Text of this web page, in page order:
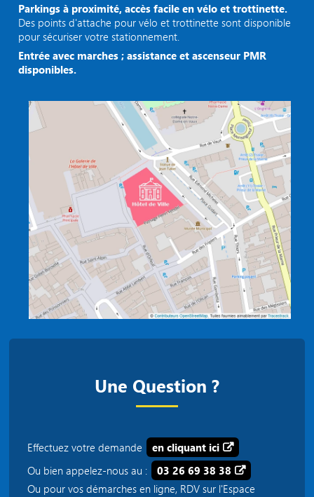
Parkings à proximité, accès facile en vélo et trottinette.
Des points d'attache pour vélo et trottinette sont disponible
pour sécuriser votre stationnement.
Entrée avec marches ; assistance et ascenseur PMR
disponibles.
Une Question ?
Effectuez votre demande
en cliquant ici
Ou bien appelez-nous au :
03 26 69 38 38
Ou pour vos démarches en ligne, RDV sur l'Espace